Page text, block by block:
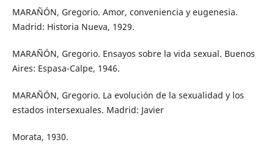
MARAÑÓN, Gregorio. Amor, conveniencia y eugenesia.
Madrid: Historia Nueva, 1929.
MARAÑÓN, Gregorio. Ensayos sobre la vida sexual. Buenos
Aires: Espasa-Calpe, 1946.
MARAÑÓN, Gregorio. La evolución de la sexualidad y los
estados intersexuales. Madrid: Javier
Morata, 1930.